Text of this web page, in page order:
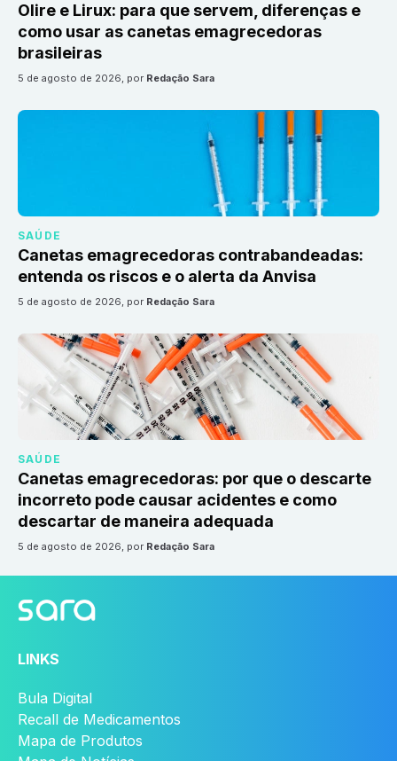
Olire e Lirux: para que servem, diferenças e
como usar as canetas emagrecedoras
brasileiras
5 de agosto de 2026, por Redação Sara
SAÚDE
Canetas emagrecedoras contrabandeadas:
entenda os riscos e o alerta da Anvisa
5 de agosto de 2026, por Redação Sara
SAÚDE
Canetas emagrecedoras: por que o descarte
incorreto pode causar acidentes e como
descartar de maneira adequada
5 de agosto de 2026, por Redação Sara
LINKS
Bula Digital
Recall de Medicamentos
Mapa de Produtos